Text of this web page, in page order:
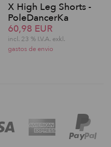
X High Leg Shorts -
PoleDancerKa
60,98 EUR
incl. 23 % I.V.A. exkl.
gastos de envio